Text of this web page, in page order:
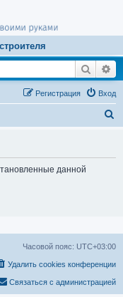
Поиск
Вход
Регистрация
данной
Часовой пояс: UTC+03:00
Удалить cookies конференции
Связаться с администрацией